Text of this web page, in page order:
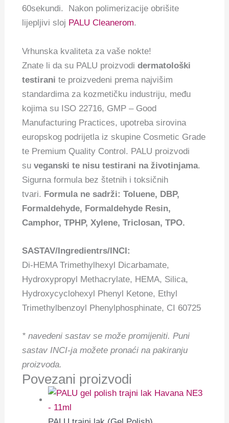
60sekundi. Nakon polimerizacije obrišite
lijepljivi sloj PALU Cleanerom.
Vrhunska kvaliteta za vaše nokte!
Znate li da su PALU proizvodidermatološki
testirani te proizvedeni prema najvišim
standardima za kozmetičku industriju, među
kojima su ISO 22716, GMP – Good
Manufacturing Practices, upotreba sirovina
europskog podrijetla iz skupine Cosmetic Grade
te Premium Quality Control. PALU proizvodi
suveganski te nisu testirani na životinjama.
Sigurna formula bez štetnih i toksičnih
tvari. Formula ne sadrži: Toluene, DBP,
Formaldehyde, Formaldehyde Resin,
Camphor, TPHP, Xylene, Triclosan, TPO.
SASTAV/Ingredientrs/INCI:
Di-HEMA Trimethylhexyl Dicarbamate,
Hydroxypropyl Methacrylate, HEMA, Silica,
Hydroxycyclohexyl Phenyl Ketone, Ethyl
Trimethylbenzoyl Phenylphosphinate, CI 60725
* navedeni sastav se može promijeniti.Puni
sastav INCI-ja možete pronaći na pakiranju
proizvoda.
Povezani proizvodi